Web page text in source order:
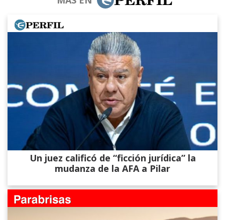
Un juez calificó de “ficción jurídica” la
mudanza de la AFA a Pilar